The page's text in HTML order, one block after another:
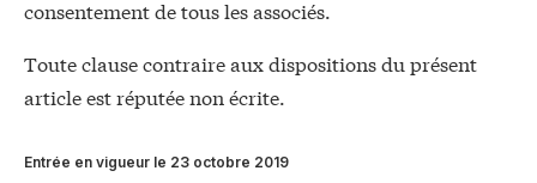
consentement de tous les associés.
Toute clause contraire aux dispositions du présent
article est réputée non écrite.
Entrée en vigueur le 23 octobre 2019